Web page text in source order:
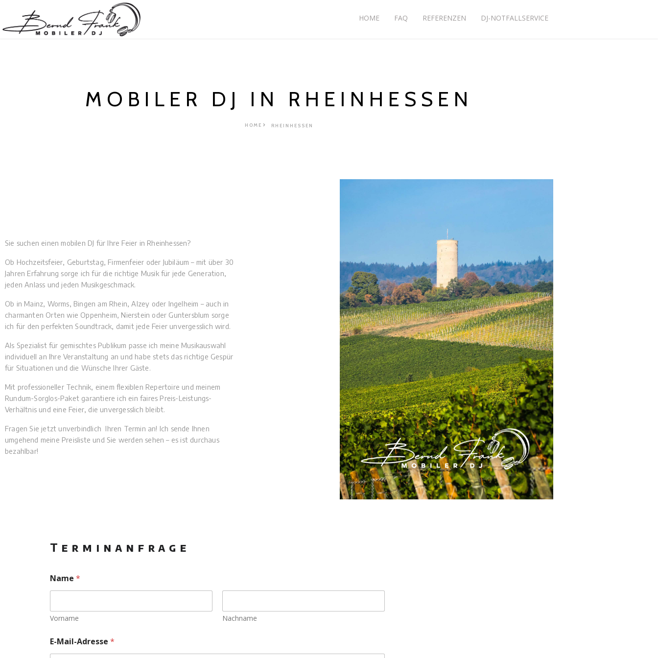
HOME FAQ REFERENZEN DJ-NOTFALLSERVICE
MOBILER DJ IN RHEINHESSEN
HOME RHEINHESSEN
Sie suchen einen mobilen DJ für Ihre Feier in Rheinhessen?
Ob Hochzeitsfeier, Geburtstag, Firmenfeier oder Jubiläum – mit über 30
Jahren Erfahrung sorge ich für die richtige Musik für jede Generation,
jeden Anlass und jeden Musikgeschmack.
Ob in Mainz, Worms, Bingen am Rhein, Alzey oder Ingelheim – auch in
charmanten Orten wie Oppenheim, Nierstein oder Guntersblum sorge
ich für den perfekten Soundtrack, damit jede Feier unvergesslich wird.
Als Spezialist für gemischtes Publikum passe ich meine Musikauswahl
individuell an Ihre Veranstaltung an und habe stets das richtige Gespür
für Situationen und die Wünsche Ihrer Gäste.
Mit professioneller Technik, einem flexiblen Repertoire und meinem
Rundum-Sorglos-Paket garantiere ich ein faires Preis-Leistungs-
Verhältnis und eine Feier, die unvergesslich bleibt.
Fragen Sie jetzt unverbindlich Ihren Termin an! Ich sende Ihnen
umgehend meine Preisliste und Sie werden sehen – es ist durchaus
bezahlbar!
Terminanfrage
Name *
Vorname Nachname
E-Mail-Adresse *